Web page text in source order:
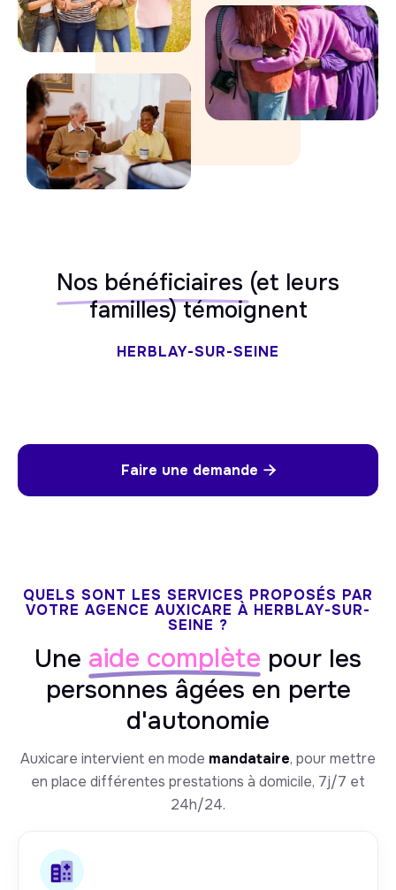
Nos bénéficiaires (et leurs
familles) témoignent
HERBLAY-SUR-SEINE
Faire une demande 
QUELS SONT LES SERVICES PROPOSÉS PAR
VOTRE AGENCE AUXICARE À HERBLAY-SUR-
SEINE ?
Une aide complète pour les
personnes âgées en perte
d'autonomie
Auxicare intervient en mode mandataire, pour mettre
en place différentes prestations à domicile, 7j/7 et
24h/24.